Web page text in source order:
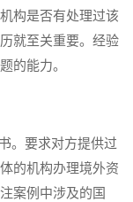
构是否有处理过该
就至关重要。经验
的能力。
。要求对方提供过
的机构办理境外资
案例中涉及的国